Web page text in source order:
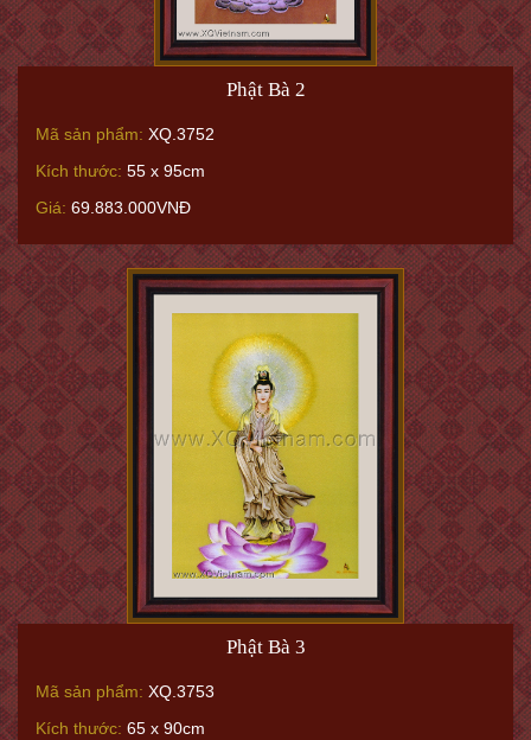
Phật Bà 2
Mã sản phẩm: XQ.3752
Kích thước: 55 x 95cm
Giá: 69.883.000VNĐ
Phật Bà 3
Mã sản phẩm: XQ.3753
Kích thước: 65 x 90cm